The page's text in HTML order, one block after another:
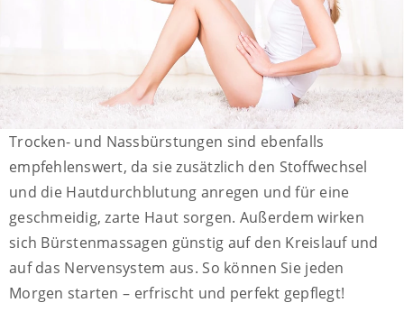
Trocken- und Nassbürstungen sind ebenfalls
empfehlenswert, da sie zusätzlich den Stoffwechsel
und die Hautdurchblutung anregen und für eine
geschmeidig, zarte Haut sorgen. Außerdem wirken
sich Bürstenmassagen günstig auf den Kreislauf und
auf das Nervensystem aus. So können Sie jeden
Morgen starten – erfrischt und perfekt gepflegt!